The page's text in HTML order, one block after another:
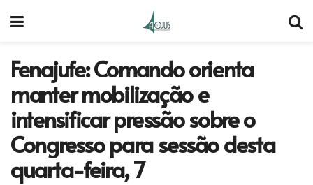
Fenajufe: Comando orienta
manter mobilização e
intensificar pressão sobre o
Congresso para sessão desta
quarta-feira, 7